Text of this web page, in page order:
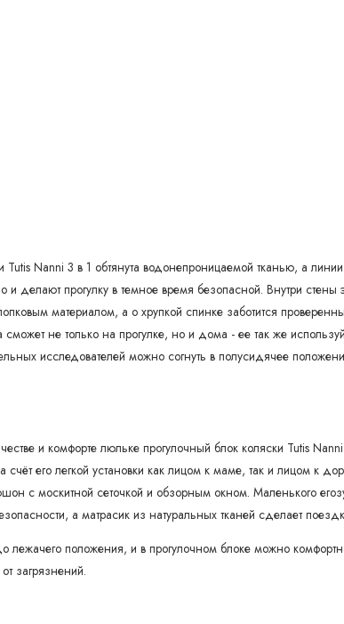
Tutis Nanni 3 в 1 обтянута водонепроницаемой тканью, а
и делают прогулку в темное время безопасной. Внутри
материалом, а о хрупкой спинке заботится
не только на прогулке, но и дома - ее так же
исследователей можно согнуть в полусидячее
и комфорте люльке прогулочный блок коляски Tutis
счёт его легкой установки как лицом к маме, так и лицом к
с москитной сеточкой и обзорным окном. Маленького
а матрасик из натуральных тканей сделает
лежачего положения, и в прогулочном блоке можно
загрязнений.